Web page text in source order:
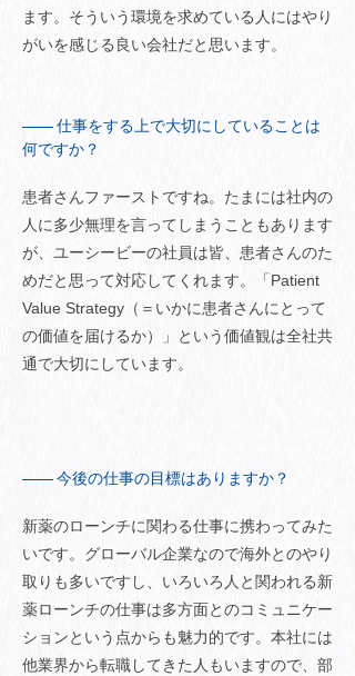
ます。そういう環境を求めている人にはやり
がいを感じる良い会社だと思います。
仕事をする上で大切にしていることは
何ですか？
患者さんファーストですね。たまには社内の
人に多少無理を言ってしまうこともあります
が、ユーシービーの社員は皆、患者さんのた
めだと思って対応してくれます。「Patient
Value Strategy（＝いかに患者さんにとって
の価値を届けるか）」という価値観は全社共
通で大切にしています。
今後の仕事の目標はありますか？
新薬のローンチに関わる仕事に携わってみた
いです。グローバル企業なので海外とのやり
取りも多いですし、いろいろ人と関われる新
薬ローンチの仕事は多方面とのコミュニケー
ションという点からも魅力的です。本社には
他業界から転職してきた人もいますので、部